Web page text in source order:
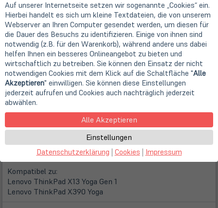
Beschreibung
Replacement Akku für Lenovo ThinkPad
Wir verwenden ausschließlich Replacement Akkus
führender OEM-Anbieter!
L18L3P72, L18M3P72, L18S3P72, LVT390NB 02DL021,
SB10K97659, SB10K97660, SB10T83170, SB10T83171
Typ: Interner Akku
Kompatibel zu:
Lenovo ThinkPad X13 Yoga Gen 1
Lenovo ThinkPad X390 Yoga
Auf unserer Internetseite setzen wir sogenannte „Cookies“ ein.
Hierbei handelt es sich um kleine Textdateien, die von unserem
Webserver an Ihren Computer gesendet werden, um diesen für
die Dauer des Besuchs zu identifizieren. Einige von ihnen sind
notwendig (z.B. für den Warenkorb), während andere uns dabei
helfen Ihnen ein besseres Onlineangebot zu bieten und
wirtschaftlich zu betreiben. Sie können den Einsatz der nicht
notwendigen Cookies mit dem Klick auf die Schaltfläche "Alle
Akzeptieren" einwilligen. Sie können diese Einstellungen
jederzeit aufrufen und Cookies auch nachträglich jederzeit
abwählen.
Alle Akzeptieren
Einstellungen
Datenschutzerklärung | Cookies | Impressum